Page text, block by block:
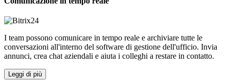
I team possono comunicare in tempo reale e archiviare tutte le
conversazioni all'interno del software di gestione dell'ufficio. Invia
annunci, crea chat aziendali e aiuta i colleghi a restare in contatto.
Leggi di più